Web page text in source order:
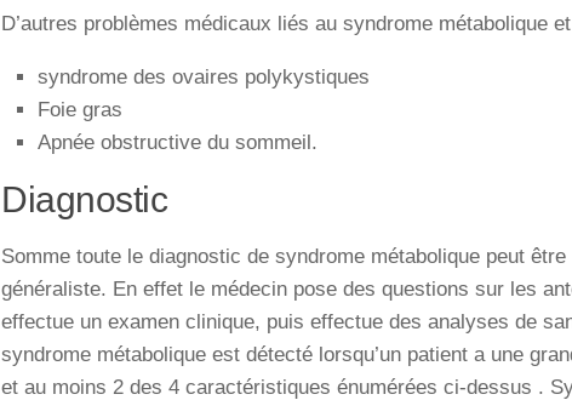
D’autres problèmes médicaux liés au syndrome métabolique
syndrome des ovaires polykystiques
Foie gras
Apnée obstructive du sommeil.
Diagnostic
Somme toute le diagnostic de syndrome métabolique peut être
généraliste. En effet le médecin pose des questions sur les
effectue un examen clinique, puis effectue des analyses de
syndrome métabolique est détecté lorsqu’un patient a une
et au moins 2 des 4 caractéristiques énumérées ci-dessus .